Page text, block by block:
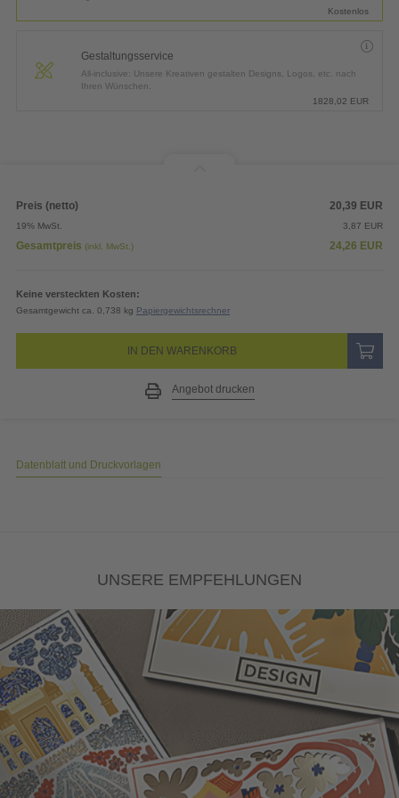
Kostenlos
Gestaltungsservice
All-inclusive: Unsere Kreativen gestalten Designs, Logos, etc. nach
Ihren Wünschen.
1828,02 EUR
Preis (netto) 20,39 EUR
19% MwSt. 3,87 EUR
Gesamtpreis (inkl. MwSt.) 24,26 EUR
Keine versteckten Kosten:
Gesamtgewicht ca. 0,738 kg Papiergewichtsrechner
IN DEN WARENKORB
Angebot drucken
Datenblatt und Druckvorlagen
UNSERE EMPFEHLUNGEN